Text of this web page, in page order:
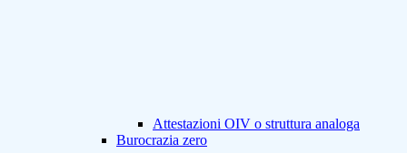
Attestazioni OIV o struttura analoga
Burocrazia zero